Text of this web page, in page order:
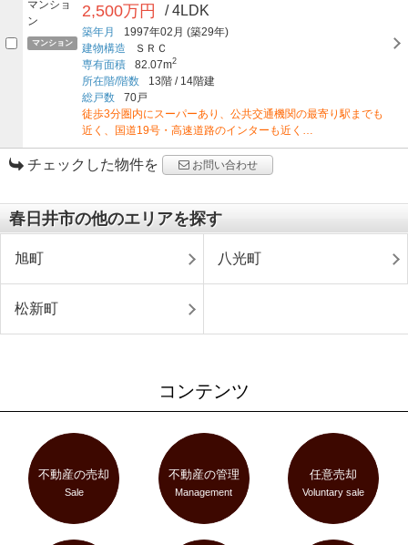
マンション
2,500万円 / 4LDK
築年月 1997年02月 (築29年)
建物構造
ＳＲＣ
専有面積
82.07m2
所在階/階数 13階 /14階建
総戸数
70戸
徒歩3分圏内にスーパーあり、公共交通機関の最寄り駅までも
近く、国道19号・高速道路のインターも近く…
チェックした物件を お問い合わせ
春日井市の他のエリアを探す
旭町 八光町
松新町
コンテンツ
不動産の売却
Sale
不動産の管理
Management
任意売却
Voluntary sale